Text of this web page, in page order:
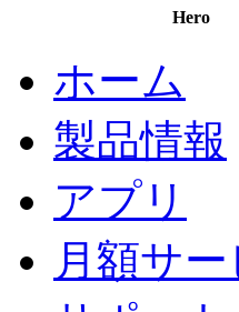
Hero
ホーム
製品情報
アプリ
月額サー